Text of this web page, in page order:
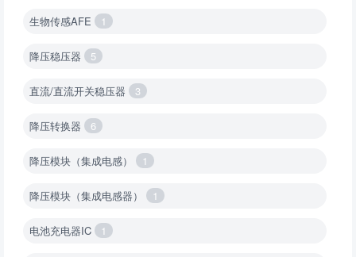
生物传感AFE 1
降压稳压器 5
直流/直流开关稳压器 3
降压转换器 6
降压模块（集成电感） 1
降压模块（集成电感器） 1
电池充电器IC 1